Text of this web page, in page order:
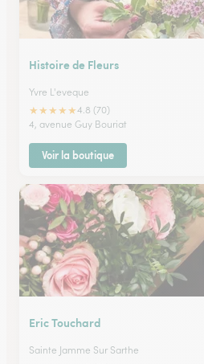
Histoire de Fleurs
Yvre L'eveque
★★★★★4.8 (70)
4, avenue Guy Bouriat
Voir la boutique
Eric Touchard
Sainte Jamme Sur Sarthe